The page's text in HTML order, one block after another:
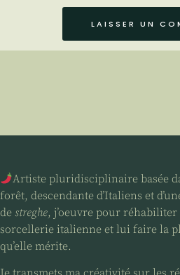
Artiste pluridisciplinaire basée
forêt, descendante d’Italiens et
de streghe, j’oeuvre pour réhabiliter
sorcellerie italienne et lui faire la
qu’elle mérite.